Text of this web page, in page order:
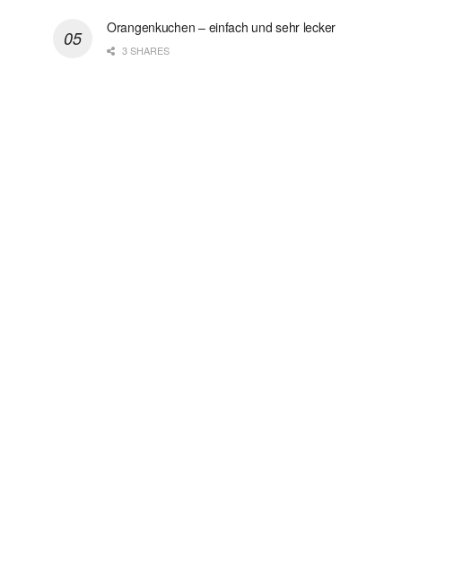
Orangenkuchen – einfach und sehr lecker
3 SHARES